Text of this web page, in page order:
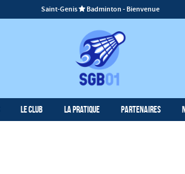
Saint-Genis Badminton - Bienvenue
Le Club La Pratique Partenaires